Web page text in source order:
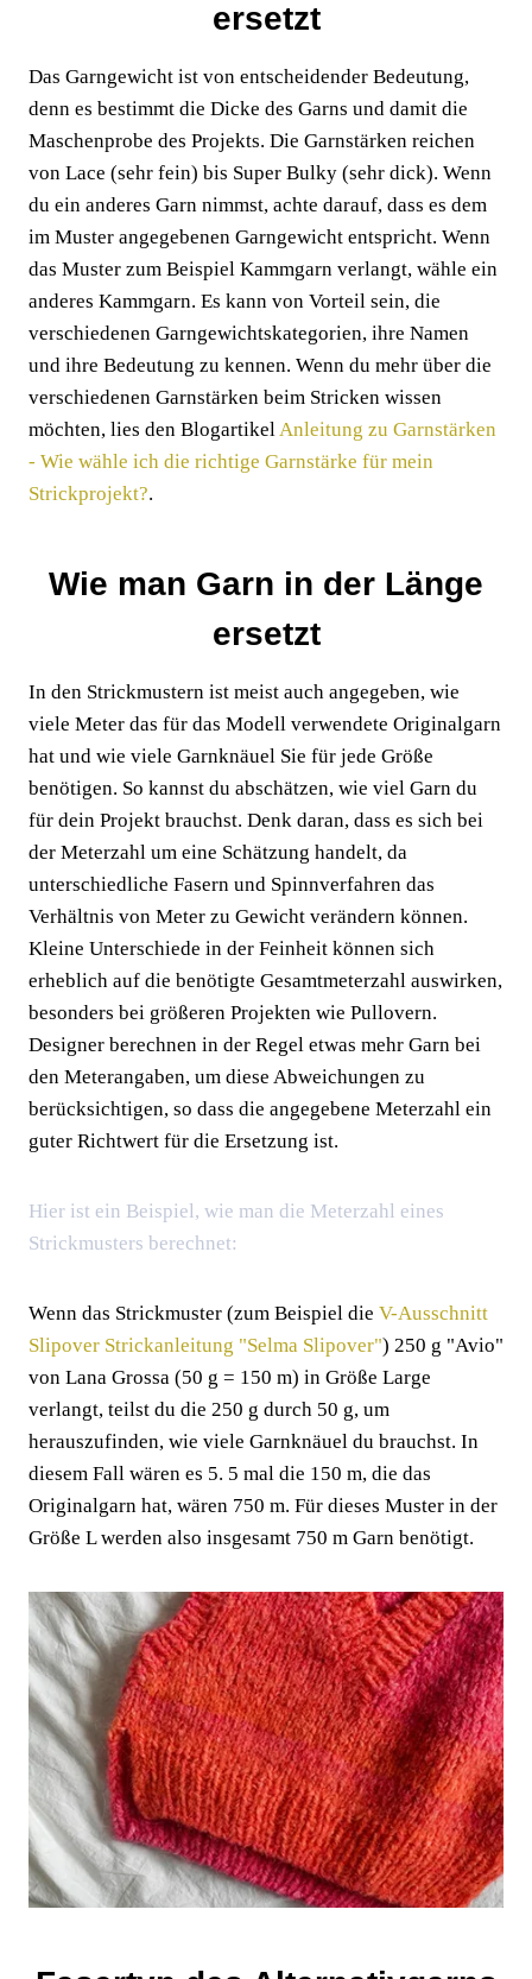
ersetzt
Das Garngewicht ist von entscheidender Bedeutung,
denn es bestimmt die Dicke des Garns und damit die
Maschenprobe des Projekts. Die Garnstärken reichen
von Lace (sehr fein) bis Super Bulky (sehr dick). Wenn
du ein anderes Garn nimmst, achte darauf, dass es dem
im Muster angegebenen Garngewicht entspricht. Wenn
das Muster zum Beispiel Kammgarn verlangt, wähle ein
anderes Kammgarn. Es kann von Vorteil sein, die
verschiedenen Garngewichtskategorien, ihre Namen
und ihre Bedeutung zu kennen. Wenn du mehr über die
verschiedenen Garnstärken beim Stricken wissen
möchten, lies den Blogartikel Anleitung zu Garnstärken
- Wie wähle ich die richtige Garnstärke für mein
Strickprojekt?.
Wie man Garn in der Länge
ersetzt
In den Strickmustern ist meist auch angegeben, wie
viele Meter das für das Modell verwendete Originalgarn
hat und wie viele Garnknäuel Sie für jede Größe
benötigen. So kannst du abschätzen, wie viel Garn du
für dein Projekt brauchst. Denk daran, dass es sich bei
der Meterzahl um eine Schätzung handelt, da
unterschiedliche Fasern und Spinnverfahren das
Verhältnis von Meter zu Gewicht verändern können.
Kleine Unterschiede in der Feinheit können sich
erheblich auf die benötigte Gesamtmeterzahl auswirken,
besonders bei größeren Projekten wie Pullovern.
Designer berechnen in der Regel etwas mehr Garn bei
den Meterangaben, um diese Abweichungen zu
berücksichtigen, so dass die angegebene Meterzahl ein
guter Richtwert für die Ersetzung ist.
Hier ist ein Beispiel, wie man die Meterzahl eines
Strickmusters berechnet:
Wenn das Strickmuster (zum Beispiel die V-Ausschnitt
Slipover Strickanleitung "Selma Slipover") 250 g "Avio"
von Lana Grossa (50 g = 150 m) in Größe Large
verlangt, teilst du die 250 g durch 50 g, um
herauszufinden, wie viele Garnknäuel du brauchst. In
diesem Fall wären es 5. 5 mal die 150 m, die das
Originalgarn hat, wären 750 m. Für dieses Muster in der
Größe L werden also insgesamt 750 m Garn benötigt.